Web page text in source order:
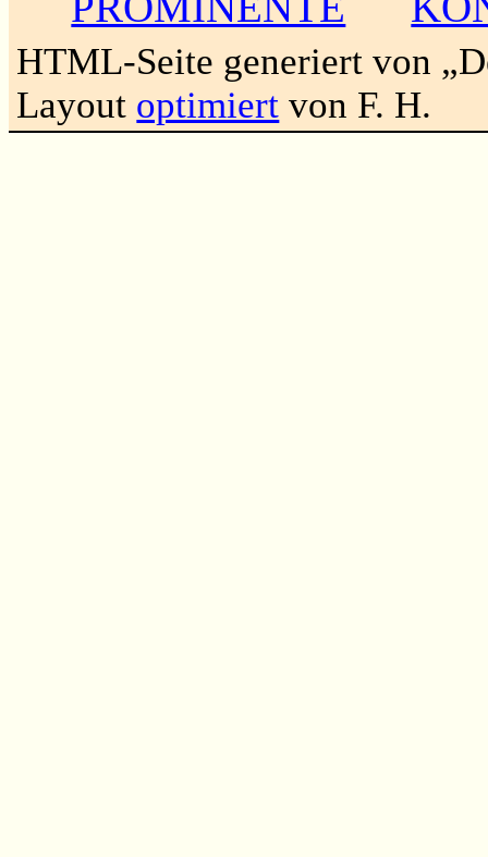
HTML-Seite generiert von
Layout optimiert von F. H.